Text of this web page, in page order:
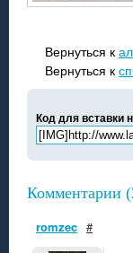
Вернуться к
Вернуться к
Код для вставки
Комментарии
romzec #